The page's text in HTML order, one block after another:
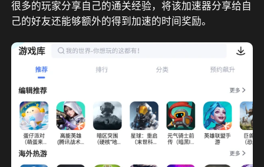
很多的玩家分享自己的通关经验，将该加速器分享给自
己的好友还能够额外的得到加速的时间奖励。